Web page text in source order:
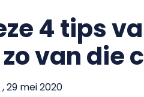
4 tips
van die
, 29 mei 2020